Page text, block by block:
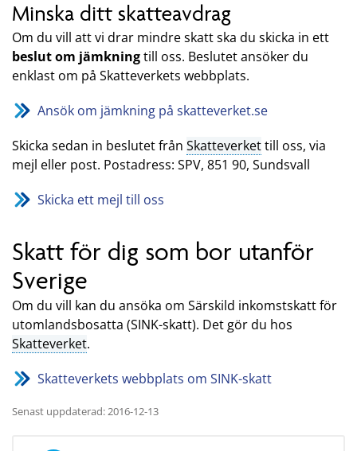
Minska ditt skatteavdrag
Om du vill att vi drar mindre skatt ska du skicka in ett
beslut om jämkningtill oss. Beslutet ansöker du
enklast om på Skatteverkets webbplats.
Ansök om jämkning på skatteverket.se
Skicka sedan in beslutet från Skatteverkettill oss, via
mejl eller post. Postadress: SPV, 851 90, Sundsvall
Skicka ett mejl till oss
Skatt för dig som bor utanför
Sverige
Om du vill kan du ansöka om Särskild inkomstskatt för
utomlandsbosatta (SINK-skatt). Det gör du hos
Skatteverket.
Skatteverkets webbplats om SINK-skatt
Senast uppdaterad: 2016-12-13